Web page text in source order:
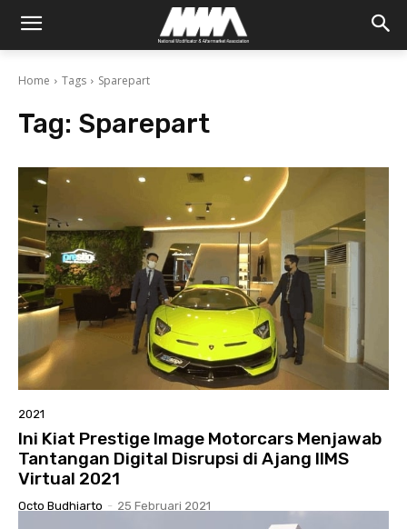
Home Tags Sparepart
Tag: Sparepart
2021
Ini Kiat Prestige Image Motorcars Menjawab
Tantangan Digital Disrupsi di Ajang IIMS
Virtual 2021
Octo Budhiarto - 25 Februari 2021